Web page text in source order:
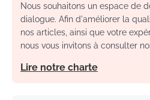
Nous souhaitons un espace de
dialogue. Afin d'améliorer la
nos articles, ainsi que votre
nous vous invitons à consulter
Lire notre charte